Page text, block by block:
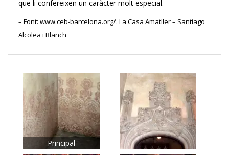
que li confereixen un caràcter molt especial.
– Font: www.ceb-barcelona.org/. La Casa Amatller – Santiago
Alcolea i Blanch
Principal